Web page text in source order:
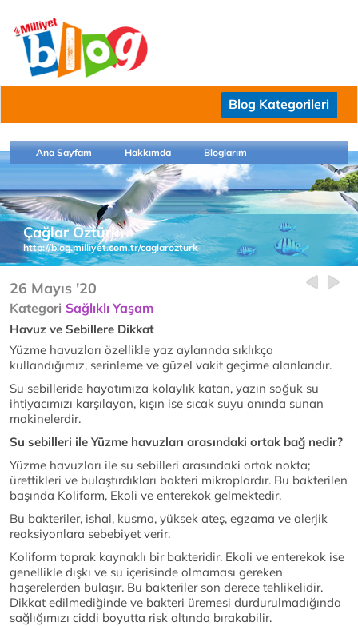
Blog Kategorileri
Ana Sayfam Hakkımda Bloglarım
Çağlar Öztürk
http://blog.milliyet.com.tr/caglarozturk
26 Mayıs '20
Kategori Sağlıklı Yaşam
Havuz ve Sebillere Dikkat
Yüzme havuzları özellikle yaz aylarında sıklıkça
kullandığımız, serinleme ve güzel vakit geçirme alanlarıdır.
Su sebilleride hayatımıza kolaylık katan, yazın soğuk su
ihtiyacımızı karşılayan, kışın ise sıcak suyu anında sunan
makinelerdir.
Su sebilleri ile Yüzme havuzları arasındaki ortak bağ nedir?
Yüzme havuzları ile su sebilleri arasındaki ortak nokta;
ürettikleri ve bulaştırdıkları bakteri mikroplardır. Bu bakterilen
başında Koliform, Ekoli ve enterekok gelmektedir.
Bu bakteriler, ishal, kusma, yüksek ateş, egzama ve alerjik
reaksiyonlara sebebiyet verir.
Koliform toprak kaynaklı bir bakteridir. Ekoli ve enterekok ise
genellikle dışkı ve su içerisinde olmaması gereken
haşerelerden bulaşır. Bu bakteriler son derece tehlikelidir.
Dikkat edilmediğinde ve bakteri üremesi durdurulmadığında
sağlığımızı ciddi boyutta risk altında bırakabilir.